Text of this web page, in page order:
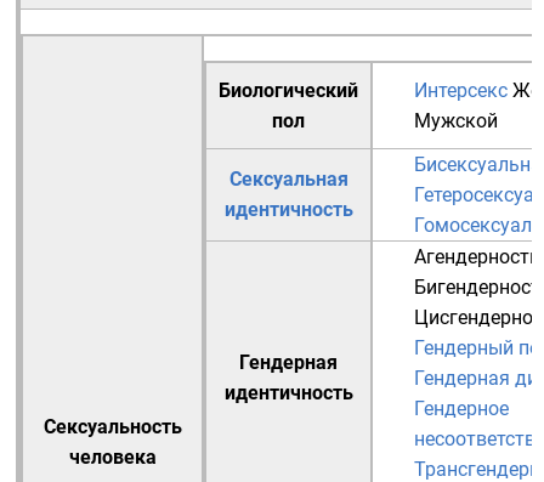
Сексуальность
человека
Биологический
пол
Интерсекс
Мужской
Сексуальная
идентичность
Гендерная
идентичность
Агендерность
Гендерный
Гендерная
Гендерное